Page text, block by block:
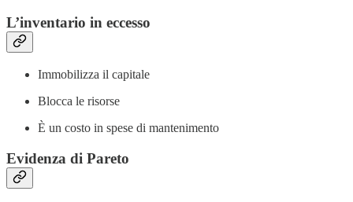
L’inventario in eccesso
Immobilizza il capitale
Blocca le risorse
È un costo in spese di mantenimento
Evidenza di Pareto